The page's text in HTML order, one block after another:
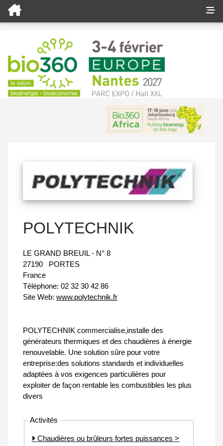
POLYTECHNIK
LE GRAND BREUIL - N° 8
27190
PORTES
France
Téléphone: 02 32 30 42 86
Site Web: www.polytechnik.fr
POLYTECHNIK commercialise,installe des
générateurs thermiques et des chaudières à énergie
renouvelable. Une solution sûre pour votre
entreprise:des solutions standards et individuelles
adaptées à vos exigences particulières pour
exploiter de façon rentable les combustibles les plus
divers
Activités
Chaudières ou brûleurs fortes puissances >